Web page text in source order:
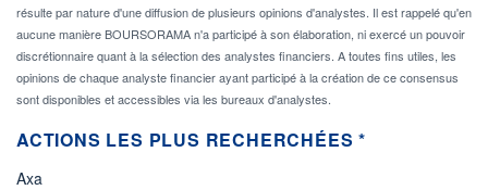
résulte par nature d'une diffusion de plusieurs opinions d'analystes. Il est rappelé qu'en
aucune manière BOURSORAMA n'a participé à son élaboration, ni exercé un pouvoir
discrétionnaire quant à la sélection des analystes financiers. A toutes fins utiles, les
opinions de chaque analyste financier ayant participé à la création de ce consensus
sont disponibles et accessibles via les bureaux d'analystes.
ACTIONS LES PLUS RECHERCHÉES *
Axa